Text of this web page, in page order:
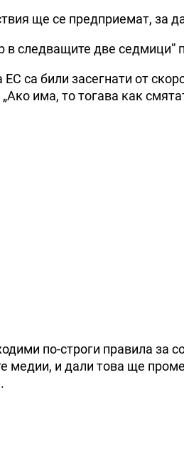
ще се предприемат, за
в следващите две
са били засегнати от
има, то тогава как
по-строги правила за
медии, и дали това ще